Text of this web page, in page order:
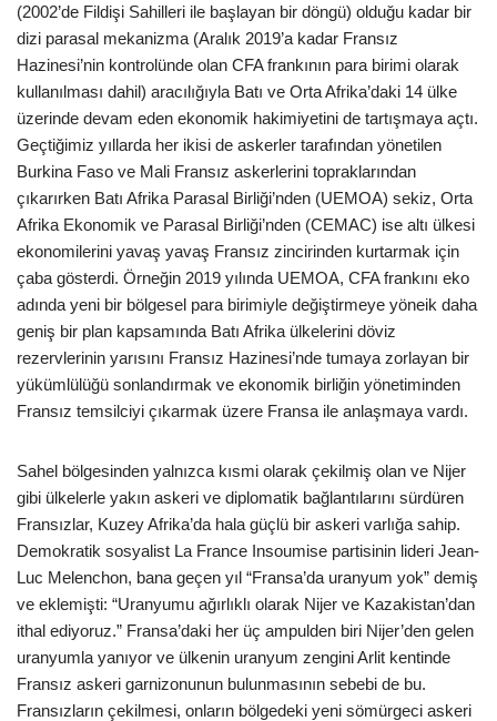
(2002’de Fildişi Sahilleri ile başlayan bir döngü) olduğu kadar bir
dizi parasal mekanizma (Aralık 2019’a kadar Fransız
Hazinesi’nin kontrolünde olan CFA frankının para birimi olarak
kullanılması dahil) aracılığıyla Batı ve Orta Afrika’daki 14 ülke
üzerinde devam eden ekonomik hakimiyetini de tartışmaya açtı.
Geçtiğimiz yıllarda her ikisi de askerler tarafından yönetilen
Burkina Faso ve Mali Fransız askerlerini topraklarından
çıkarırken Batı Afrika Parasal Birliği’nden (UEMOA) sekiz, Orta
Afrika Ekonomik ve Parasal Birliği’nden (CEMAC) ise altı ülkesi
ekonomilerini yavaş yavaş Fransız zincirinden kurtarmak için
çaba gösterdi. Örneğin 2019 yılında UEMOA, CFA frankını eko
adında yeni bir bölgesel para birimiyle değiştirmeye yöneik daha
geniş bir plan kapsamında Batı Afrika ülkelerini döviz
rezervlerinin yarısını Fransız Hazinesi’nde tumaya zorlayan bir
yükümlülüğü sonlandırmak ve ekonomik birliğin yönetiminden
Fransız temsilciyi çıkarmak üzere Fransa ile anlaşmaya vardı.
Sahel bölgesinden yalnızca kısmi olarak çekilmiş olan ve Nijer
gibi ülkelerle yakın askeri ve diplomatik bağlantılarını sürdüren
Fransızlar, Kuzey Afrika’da hala güçlü bir askeri varlığa sahip.
Demokratik sosyalist La France Insoumise partisinin lideri Jean-
Luc Melenchon, bana geçen yıl “Fransa’da uranyum yok” demiş
ve eklemişti: “Uranyumu ağırlıklı olarak Nijer ve Kazakistan’dan
ithal ediyoruz.” Fransa’daki her üç ampulden biri Nijer’den gelen
uranyumla yanıyor ve ülkenin uranyum zengini Arlit kentinde
Fransız askeri garnizonunun bulunmasının sebebi de bu.
Fransızların çekilmesi, onların bölgedeki yeni sömürgeci askeri